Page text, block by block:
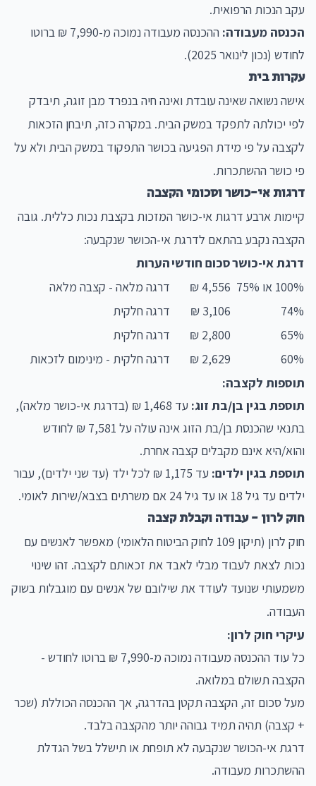
עקב הנכות הרפואית.
הכנסה מעבודה:
ההכנסה מעבודה נמוכה מ-7,990 ₪ ברוטו
לחודש (נכון לינואר 2025).
עקרות בית
אישה נשואה שאינה עובדת ואינה חיה בנפרד מבן זוגה, תיבדק
לפי יכולתה לתפקד במשק הבית. במקרה כזה, תיבחן הזכאות
לקצבה על פי מידת הפגיעה בכושר התפקוד במשק הבית ולא על
פי כושר ההשתכרות.
דרגות אי-כושר וסכומי הקצבה
קיימות ארבע דרגות אי-כושר המזכות בקצבת נכות כללית. גובה
הקצבה נקבע בהתאם לדרגת אי-הכושר שנקבעה:
דרגת אי-כושרסכום חודשיהערות
100% או 75%
4,556 ₪
דרגה מלאה - קצבה מלאה
74%
3,106 ₪
דרגה חלקית
65%
2,800 ₪
דרגה חלקית
60%
2,629 ₪
דרגה חלקית - מינימום לזכאות
תוספות לקצבה:
תוספת בגין בן/בת זוג:
עד 1,468 ₪ (בדרגת אי-כושר מלאה),
בתנאי שהכנסת בן/בת הזוג אינה עולה על 7,581 ₪ לחודש
והוא/היא אינם מקבלים קצבה אחרת.
תוספת בגין ילדים:
עד 1,175 ₪ לכל ילד (עד שני ילדים), עבור
ילדים עד גיל 18 או עד גיל 24 אם משרתים בצבא/שירות לאומי.
חוק לרון - עבודה וקבלת קצבה
חוק לרון (תיקון 109 לחוק הביטוח הלאומי) מאפשר לאנשים עם
נכות לצאת לעבוד מבלי לאבד את זכאותם לקצבה. זהו שינוי
משמעותי שנועד לעודד את שילובם של אנשים עם מוגבלות בשוק
העבודה.
עיקרי חוק לרון:
כל עוד ההכנסה מעבודה נמוכה מ-7,990 ₪ ברוטו לחודש -
הקצבה תשולם במלואה.
מעל סכום זה, הקצבה תקטן בהדרגה, אך ההכנסה הכוללת (שכר
+ קצבה) תהיה תמיד גבוהה יותר מהקצבה בלבד.
דרגת אי-הכושר שנקבעה לא תופחת או תישלל בשל הגדלת
ההשתכרות מעבודה.